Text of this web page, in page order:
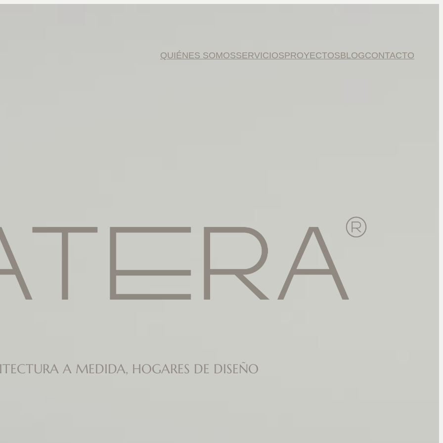
QUIÉNES SOMOSSERVICIOSPROYECTOSBLOGCONTACTO
A MEDIDA, HOGARES DE DISEÑO